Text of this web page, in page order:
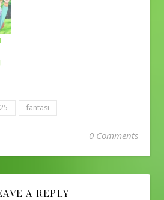
fantasi
0 Comments
A REPLY